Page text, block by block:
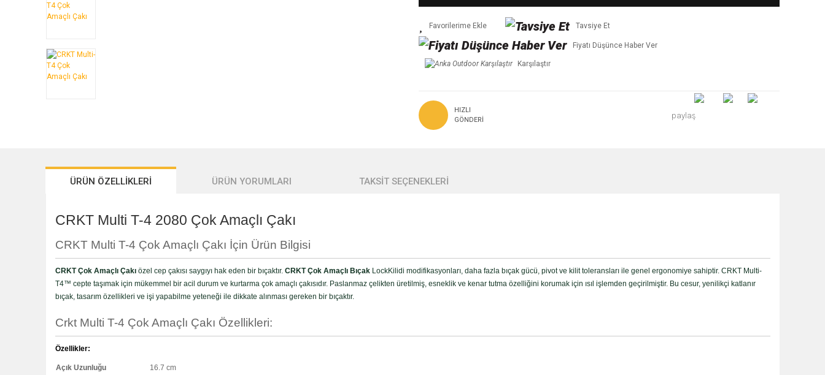
Tavsiye Et
Fiyatı Düşünce Haber Ver
Karşılaştır
HIZLI
GÖNDERI
paylaş
ÜRÜN ÖZELLİKLERİ ÜRÜN YORUMLARI TAKSİT SEÇENEKLERİ
CRKT Multi T-4 2080 Çok Amaçlı Çakı
CRKT Multi T-4 Çok Amaçlı Çakı İçin Ürün Bilgisi
CRKT Çok Amaçlı Çakıözel cep çakısı saygıyı hak eden bir bıçaktır. CRKT Çok Amaçlı BıçakLockKilidi modifikasyonları, daha fazla bıçak gücü, pivot ve kilit toleransları ile genel ergonomiye sahiptir. CRKT Multi-
T4™ cepte taşımak için mükemmel bir acil durum ve kurtarma çok amaçlı çakısıdır. Paslanmaz çelikten üretilmiş, esneklik ve kenar tutma özelliğini korumak için ısıl işlemden geçirilmiştir. Bu cesur, yenilikçi katlanır
bıçak, tasarım özellikleri ve işi yapabilme yeteneği ile dikkate alınması gereken bir bıçaktır.
Crkt Multi T-4 Çok Amaçlı Çakı Özellikleri:
Özellikler:
Açık Uzunluğu
16.7 cm